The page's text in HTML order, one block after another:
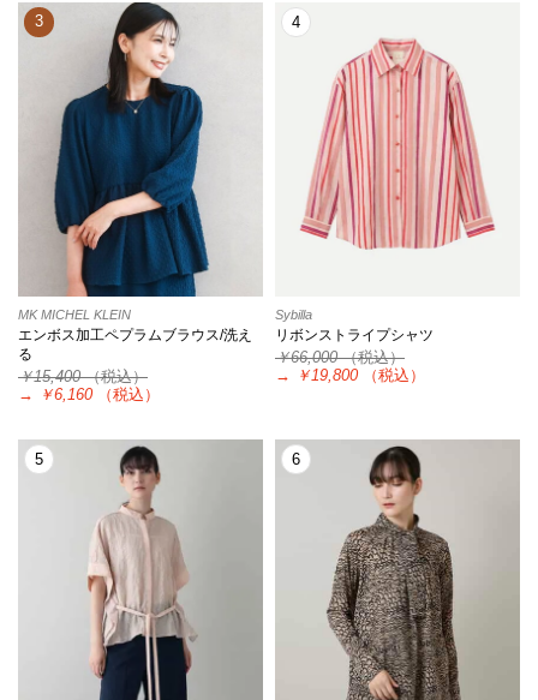
3
MK MICHEL KLEIN
エンボス加工ペプラムブラウス/洗え
る
￥15,400（税込）
→
￥6,160 （税込）
4
Sybilla
リボンストライプシャツ
￥66,000（税込）
→
￥19,800 （税込）
5 6